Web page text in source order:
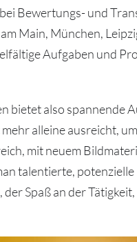
Bewertungs- und
Main, München,
Aufgaben und
bietet also
alleine ausreicht,
mit neuem
talentierte,
Spaß an der